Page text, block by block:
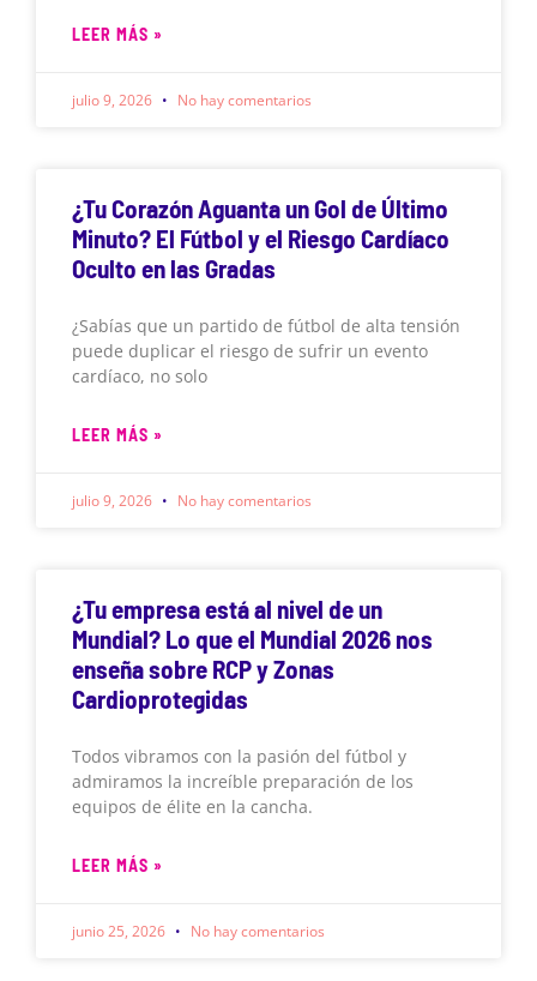
LEER MÁS »
julio 9, 2026 No hay comentarios
¿Tu Corazón Aguanta un Gol de Último
Minuto? El Fútbol y el Riesgo Cardíaco
Oculto en las Gradas
¿Sabías que un partido de fútbol de alta tensión
puede duplicar el riesgo de sufrir un evento
cardíaco, no solo
LEER MÁS »
julio 9, 2026 No hay comentarios
¿Tu empresa está al nivel de un
Mundial? Lo que el Mundial 2026 nos
enseña sobre RCP y Zonas
Cardioprotegidas
Todos vibramos con la pasión del fútbol y
admiramos la increíble preparación de los
equipos de élite en la cancha.
LEER MÁS »
junio 25, 2026 No hay comentarios